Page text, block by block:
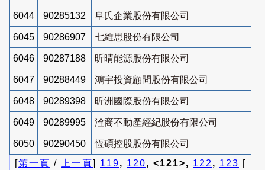
6044 90285132 阜氏企業股份有限公司
6045 90286907 七維思股份有限公司
6046 90287188 昕晴能源股份有限公司
6047 90288449 鴻宇投資顧問股份有限公司
6048 90289398 昕洲國際股份有限公司
6049 90289995 洤裔不動產經紀股份有限公司
6050 90290450
恆碩控股股份有限公司
[第一頁 / 上一頁] 119, 120, <121>, 122 , 123 [